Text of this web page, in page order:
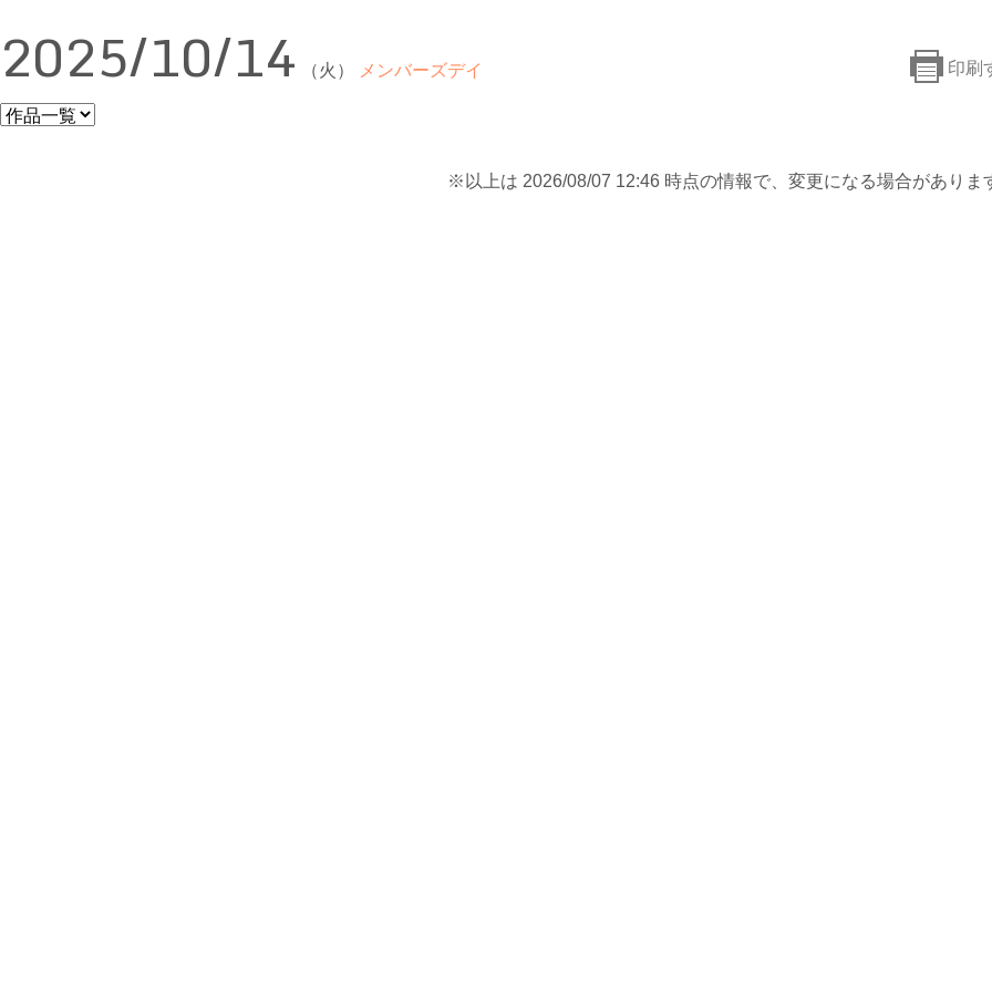
印刷
2025/10/14 （火） メンバーズデイ
※以上は 2026/08/07 12:46 時点の情報で、変更になる場合がありま